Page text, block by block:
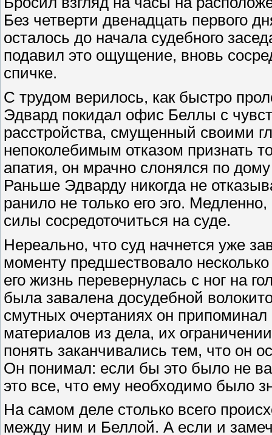
Без четверти двенадцать первого
осталось до начала судебного
подавил это ощущение, вновь
спичке.
С трудом верилось, как быстро
Эдвард покидал офис Беллы с
расстройства, смущенный своими
непоколебимым отказом признать
апатия, он мрачно слонялся по
Раньше Эдварду никогда не
ранило не только его эго.
силы сосредоточиться на суде.
Нереально, что суд начнется уже
моменту предшествовало несколько
его жизнь перевернулась с ног на
была завалена досудебной
смутных очертаниях он
материалов из дела, их
понять заканчивались тем, что он
Он понимал: если бы это было не
это все, что ему необходимо было
На самом деле столько всего
между ним и Беллой. А если и